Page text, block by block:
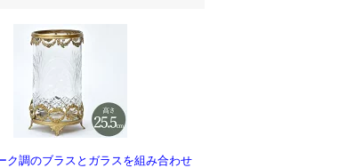
ク調のブラスとガラスを組み合わせ